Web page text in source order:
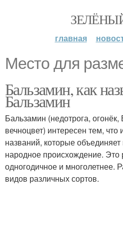
главная
Место для
Бальзамин, как
Бальзамин
Бальзамин (недотрога,
вечноцвет) интересен тем, что
названий, которые объединяет
народное происхождение. Это
одногодичное и многолетнее.
видов различных сортов.